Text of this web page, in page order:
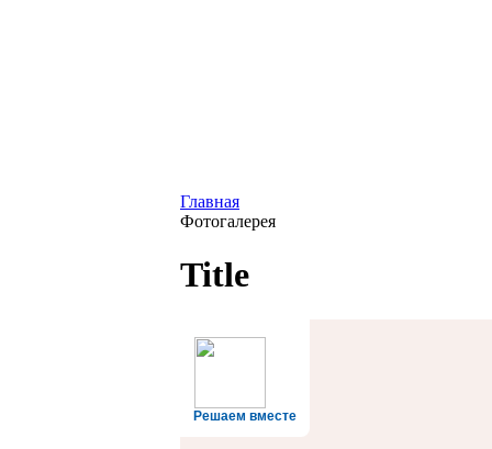
Главная
Фотогалерея
Title
Решаем вместе